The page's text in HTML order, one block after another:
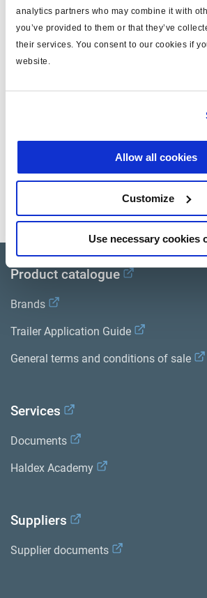
analytics partners who may combine it with
you’ve provided to them or that they’ve
their services. You consent to our cookies if
website.
Allow all cookies
Customize
Use necessary cookies
für
ABS
ABS
Sehen Sie sich alle verwandten
Bibliothek der Produktliteratur.
Product catalogue
Brands
Trailer Application Guide
General terms and conditions of sale
Services
Documents
Haldex Academy
Suppliers
Supplier documents